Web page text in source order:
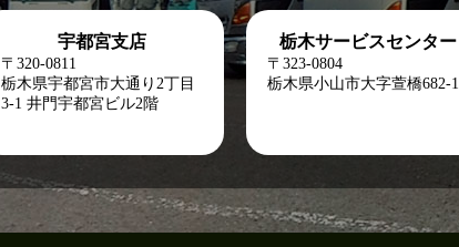
宇都宮支店
〒320-0811
栃木県宇都宮市大通り2丁目
3-1 井門宇都宮ビル2階
栃木サービスセンター
〒323-0804
栃木県小山市大字萱橋682-1